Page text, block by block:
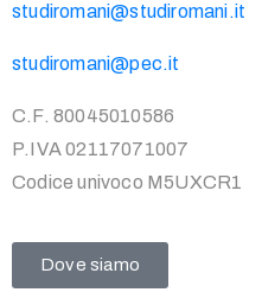
studiromani@studiromani.it
studiromani@pec.it
C.F. 80045010586
P.IVA 02117071007
Codice univoco M5UXCR1
Dove siamo